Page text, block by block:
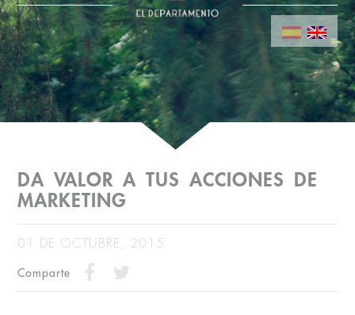
DA VALOR A TUS ACCIONES DE
MARKETING
01 DE OCTUBRE, 2015
Comparte